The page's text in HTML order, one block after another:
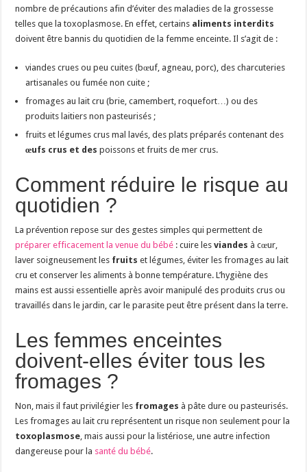
nombre de précautions afin d’éviter des maladies de la grossesse
telles que la toxoplasmose. En effet, certains aliments interdits
doivent être bannis du quotidien de la femme enceinte. Il s’agit de :
viandes crues ou peu cuites (bœuf, agneau, porc), des charcuteries
artisanales ou fumée non cuite ;
fromages au lait cru (brie, camembert, roquefort…) ou des
produits laitiers non pasteurisés ;
fruits et légumes crus mal lavés, des plats préparés contenant des
œufs crus et despoissons et fruits de mer crus.
Comment réduire le risque au
quotidien ?
La prévention repose sur des gestes simples qui permettent de
préparer efficacement la venue du bébé : cuire lesviandes à cœur,
laver soigneusement les fruits et légumes, éviter les fromages au lait
cru et conserver les aliments à bonne température. L’hygiène des
mains est aussi essentielle après avoir manipulé des produits crus ou
travaillés dans le jardin, car le parasite peut être présent dans la terre.
Les femmes enceintes
doivent-elles éviter tous les
fromages ?
Non, mais il faut privilégier les fromages à pâte dure ou pasteurisés.
Les fromages au lait cru représentent un risque non seulement pour la
toxoplasmose , mais aussi pour la listériose, une autre infection
dangereuse pour la santé du bébé.